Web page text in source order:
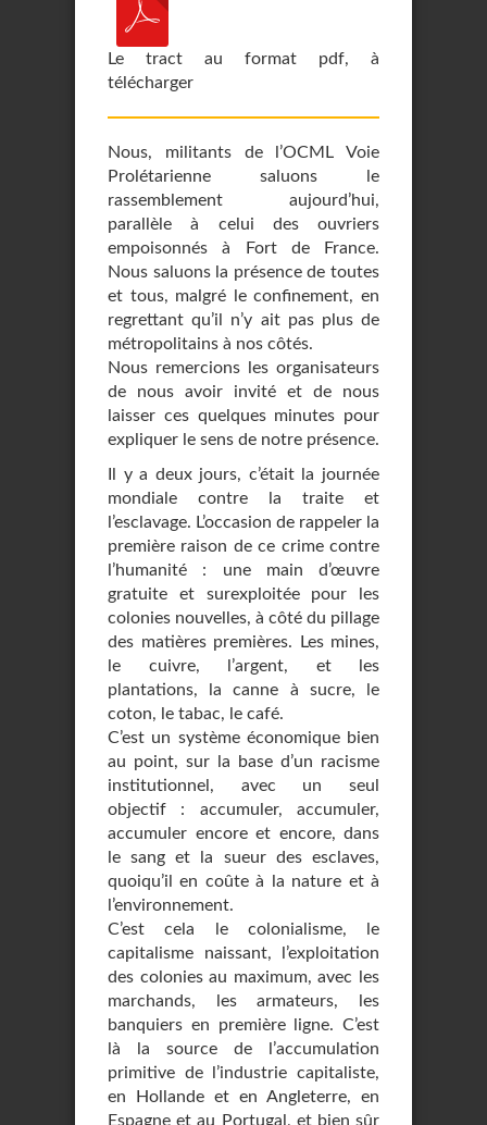
Le tract au format pdf, à
télécharger
Nous, militants de l’OCML Voie
Prolétarienne saluons le
rassemblement aujourd’hui,
parallèle à celui des ouvriers
empoisonnés à Fort de France.
Nous saluons la présence de toutes
et tous, malgré le confinement, en
regrettant qu’il n’y ait pas plus de
métropolitains à nos côtés.
Nous remercions les organisateurs
de nous avoir invité et de nous
laisser ces quelques minutes pour
expliquer le sens de notre présence.
Il y a deux jours, c’était la journée
mondiale contre la traite et
l’esclavage. L’occasion de rappeler la
première raison de ce crime contre
l’humanité : une main d’œuvre
gratuite et surexploitée pour les
colonies nouvelles, à côté du pillage
des matières premières. Les mines,
le cuivre, l’argent, et les
plantations, la canne à sucre, le
coton, le tabac, le café.
C’est un système économique bien
au point, sur la base d’un racisme
institutionnel, avec un seul
objectif : accumuler, accumuler,
accumuler encore et encore, dans
le sang et la sueur des esclaves,
quoiqu’il en coûte à la nature et à
l’environnement.
C’est cela le colonialisme, le
capitalisme naissant, l’exploitation
des colonies au maximum, avec les
marchands, les armateurs, les
banquiers en première ligne. C’est
là la source de l’accumulation
primitive de l’industrie capitaliste,
en Hollande et en Angleterre, en
Espagne et au Portugal, et bien sûr